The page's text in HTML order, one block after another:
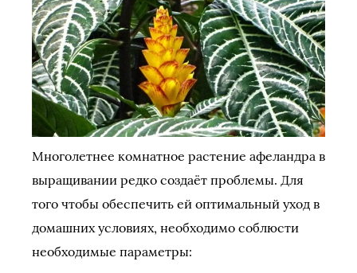
Многолетнее комнатное растение афеландра в
выращивании редко создаёт проблемы. Для
того чтобы обеспечить ей оптимальный уход в
домашних условиях, необходимо соблюсти
необходимые параметры: